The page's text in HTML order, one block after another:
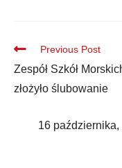
Previous Post
Zespół Szkół
złożyło ślubowanie
16 października,